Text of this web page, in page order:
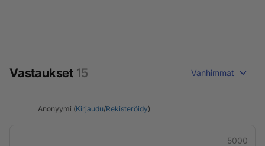
Vastaukset 15 Vanhimmat
Anonyymi (Kirjaudu/Rekisteröidy)
5000